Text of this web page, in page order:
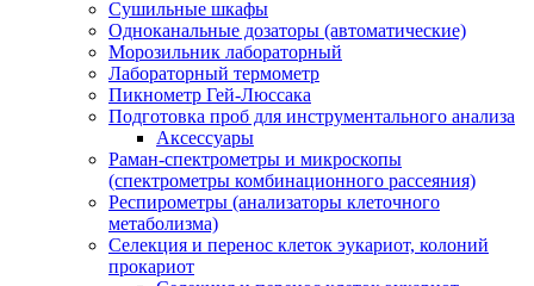
Сушильные шкафы
Одноканальные дозаторы (автоматические)
Морозильник лабораторный
Лабораторный термометр
Пикнометр Гей-Люссака
Подготовка проб для инструментального анализа
Аксессуары
Раман-спектрометры и микроскопы
(спектрометры комбинационного рассеяния)
Респирометры (анализаторы клеточного
метаболизма)
Селекция и перенос клеток эукариот, колоний
прокариот